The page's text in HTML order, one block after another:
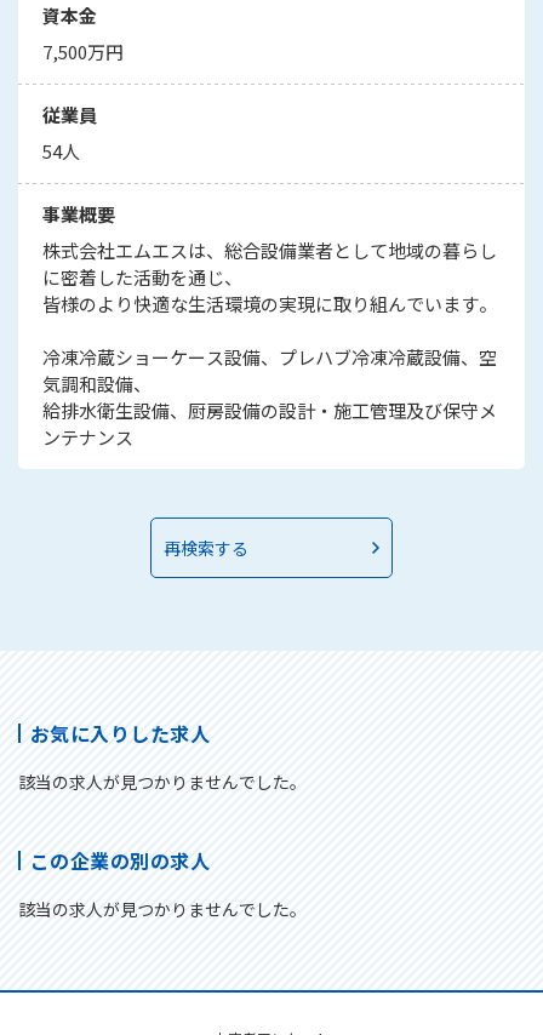
資本金
7,500万円
従業員
54人
事業概要
株式会社エムエスは、総合設備業者として地域の暮らし
に密着した活動を通じ、
皆様のより快適な生活環境の実現に取り組んでいます。
冷凍冷蔵ショーケース設備、プレハブ冷凍冷蔵設備、空
気調和設備、
給排水衛生設備、厨房設備の設計・施工管理及び保守メ
ンテナンス
再検索する
お気に入りした求人
該当の求人が見つかりませんでした。
この企業の別の求人
該当の求人が見つかりませんでした。